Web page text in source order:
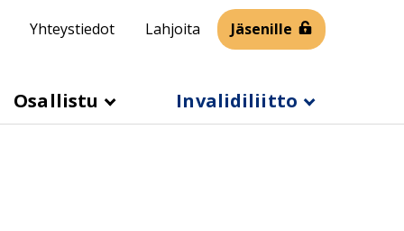
Yhteystiedot Lahjoita Jäsenille
Osallistu Invalidiliitto